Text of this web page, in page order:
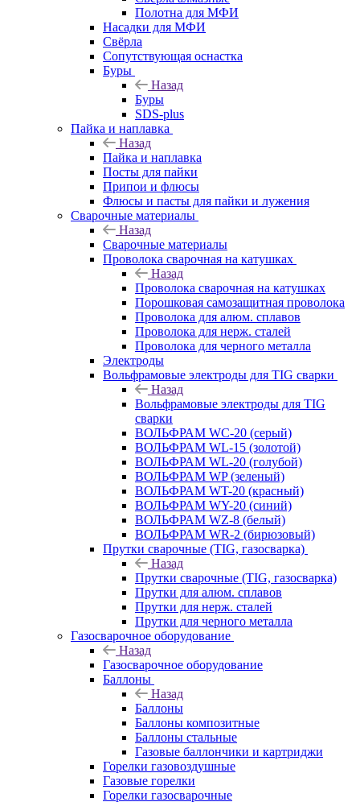
Полотна для МФИ
Насадки для МФИ
Свёрла
Сопутствующая оснастка
Буры
Назад
Буры
SDS-plus
Пайка и наплавка
Назад
Пайка и наплавка
Посты для пайки
Припои и флюсы
Флюсы и пасты для пайки и лужения
Сварочные материалы
Назад
Сварочные материалы
Проволока сварочная на катушках
Назад
Проволока сварочная на катушках
Порошковая самозащитная проволока
Проволока для алюм. сплавов
Проволока для нерж. сталей
Проволока для черного металла
Электроды
Вольфрамовые электроды для TIG сварки
Назад
Вольфрамовые электроды для TIG
сварки
ВОЛЬФРАМ WC-20 (серый)
ВОЛЬФРАМ WL-15 (золотой)
ВОЛЬФРАМ WL-20 (голубой)
ВОЛЬФРАМ WP (зеленый)
ВОЛЬФРАМ WT-20 (красный)
ВОЛЬФРАМ WY-20 (синий)
ВОЛЬФРАМ WZ-8 (белый)
ВОЛЬФРАМ WR-2 (бирюзовый)
Прутки сварочные (TIG, газосварка)
Назад
Прутки сварочные (TIG, газосварка)
Прутки для алюм. сплавов
Прутки для нерж. сталей
Прутки для черного металла
Газосварочное оборудование
Назад
Газосварочное оборудование
Баллоны
Назад
Баллоны
Баллоны композитные
Баллоны стальные
Газовые баллончики и картриджи
Горелки газовоздушные
Газовые горелки
Горелки газосварочные